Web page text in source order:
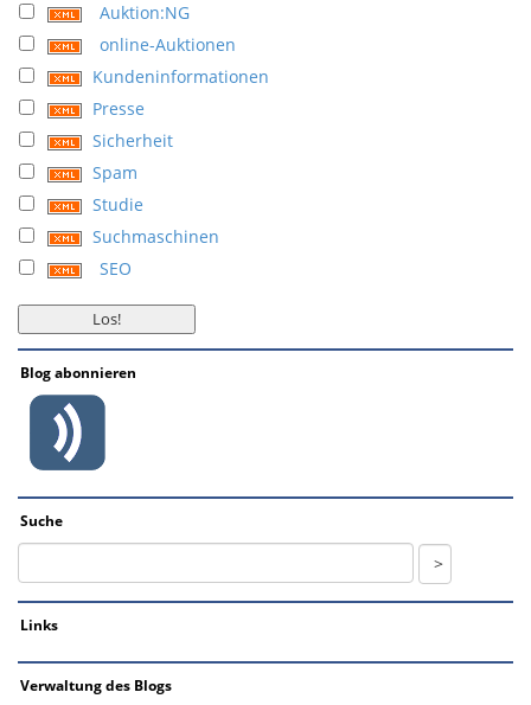
Auktion:NG
online-Auktionen
Kundeninformationen
Presse
Sicherheit
Spam
Studie
Suchmaschinen
SEO
Blog abonnieren
Suche
Links
Verwaltung des Blogs